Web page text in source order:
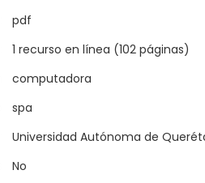
pdf
1 recurso en línea (102 páginas)
computadora
spa
Universidad Autónoma de
No